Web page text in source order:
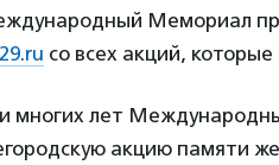
Мемориал
со всех акций,
многих лет
акцию памяти